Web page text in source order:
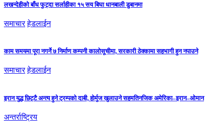
लखन्देहीको बाँध फुट्दा सर्लाहीका १५ सय बिघा धानबाली डुबानमा
समाचार हेडलाईन
काम समयमा पूरा नगर्ने ७ निर्माण कम्पनी कालोसूचीमा, सरकारी ठेक्कामा सहभागी हुन नपाउने
समाचार हेडलाईन
इरान युद्ध छिट्टै अन्त्य हुने ट्रम्पको दाबी, होर्मुज खुलाउने सहमतिनजिक अमेरिका–इरान–ओमान
अन्तर्राष्ट्रिय